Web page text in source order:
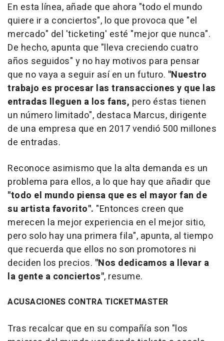
En esta línea, añade que ahora "todo el mundo
quiere ir a conciertos", lo que provoca que "el
mercado" del 'ticketing' esté "mejor que nunca".
De hecho, apunta que "lleva creciendo cuatro
años seguidos" y no hay motivos para pensar
que no vaya a seguir así en un futuro. "Nuestro
trabajo es procesar las transacciones y que las
entradas lleguen a los fans, pero éstas tienen
un número limitado", destaca Marcus, dirigente
de una empresa que en 2017 vendió 500 millones
de entradas.
Reconoce asimismo que la alta demanda es un
problema para ellos, a lo que hay que añadir que
"todo el mundo piensa que es el mayor fan de
su artista favorito". "Entonces creen que
merecen la mejor experiencia en el mejor sitio,
pero solo hay una primera fila", apunta, al tiempo
que recuerda que ellos no son promotores ni
deciden los precios. "Nos dedicamos a llevar a
la gente a conciertos", resume.
ACUSACIONES CONTRA TICKETMASTER
Tras recalcar que en su compañía son "los